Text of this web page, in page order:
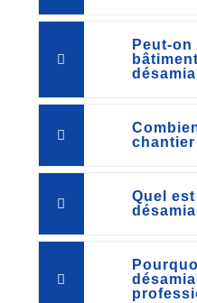
Peut-
chantier
Quel